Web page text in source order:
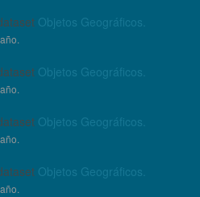
Objetos Geográficos.
Objetos Geográficos.
Objetos Geográficos.
Objetos Geográficos.